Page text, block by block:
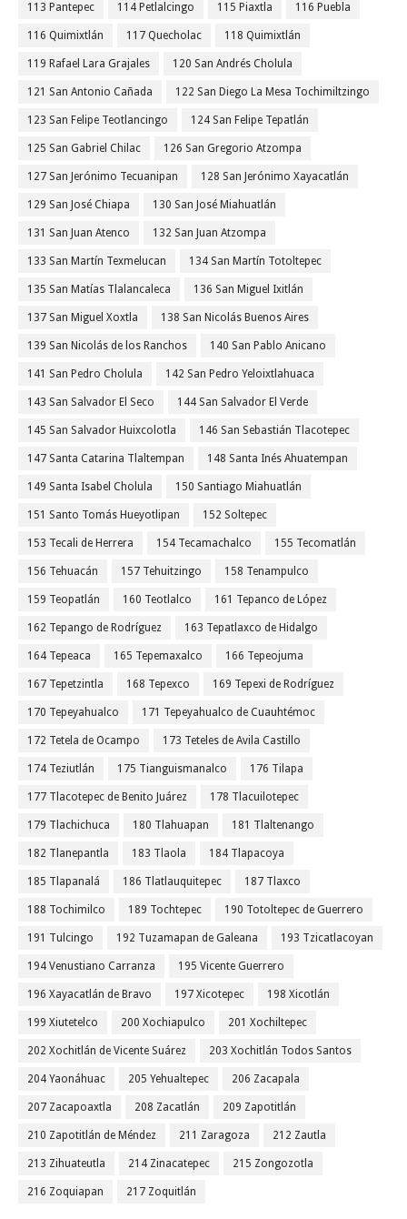
113 Pantepec 114 Petlalcingo 115 Piaxtla 116 Puebla
116 Quimixtlán 117 Quecholac 118 Quimixtlán
119 Rafael Lara Grajales 120 San Andrés Cholula
121 San Antonio Cañada 122 San Diego La Mesa Tochimiltzingo
123 San Felipe Teotlancingo 124 San Felipe Tepatlán
125 San Gabriel Chilac 126 San Gregorio Atzompa
127 San Jerónimo Tecuanipan 128 San Jerónimo Xayacatlán
129 San José Chiapa 130 San José Miahuatlán
131 San Juan Atenco 132 San Juan Atzompa
133 San Martín Texmelucan 134 San Martín Totoltepec
135 San Matías Tlalancaleca 136 San Miguel Ixitlán
137 San Miguel Xoxtla 138 San Nicolás Buenos Aires
139 San Nicolás de los Ranchos 140 San Pablo Anicano
141 San Pedro Cholula 142 San Pedro Yeloixtlahuaca
143 San Salvador El Seco 144 San Salvador El Verde
145 San Salvador Huixcolotla 146 San Sebastián Tlacotepec
147 Santa Catarina Tlaltempan 148 Santa Inés Ahuatempan
149 Santa Isabel Cholula 150 Santiago Miahuatlán
151 Santo Tomás Hueyotlipan 152 Soltepec
153 Tecali de Herrera 154 Tecamachalco 155 Tecomatlán
156 Tehuacán 157 Tehuitzingo 158 Tenampulco
159 Teopatlán 160 Teotlalco 161 Tepanco de López
162 Tepango de Rodríguez 163 Tepatlaxco de Hidalgo
164 Tepeaca 165 Tepemaxalco 166 Tepeojuma
167 Tepetzintla 168 Tepexco 169 Tepexi de Rodríguez
170 Tepeyahualco 171 Tepeyahualco de Cuauhtémoc
172 Tetela de Ocampo 173 Teteles de Avila Castillo
174 Teziutlán 175 Tianguismanalco 176 Tilapa
177 Tlacotepec de Benito Juárez 178 Tlacuilotepec
179 Tlachichuca 180 Tlahuapan 181 Tlaltenango
182 Tlanepantla 183 Tlaola 184 Tlapacoya
185 Tlapanalá 186 Tlatlauquitepec 187 Tlaxco
188 Tochimilco 189 Tochtepec 190 Totoltepec de Guerrero
191 Tulcingo 192 Tuzamapan de Galeana 193 Tzicatlacoyan
194 Venustiano Carranza 195 Vicente Guerrero
196 Xayacatlán de Bravo 197 Xicotepec 198 Xicotlán
199 Xiutetelco 200 Xochiapulco 201 Xochiltepec
202 Xochitlán de Vicente Suárez 203 Xochitlán Todos Santos
204 Yaonáhuac 205 Yehualtepec 206 Zacapala
207 Zacapoaxtla 208 Zacatlán 209 Zapotitlán
210 Zapotitlán de Méndez 211 Zaragoza 212 Zautla
213 Zihuateutla 214 Zinacatepec 215 Zongozotla
216 Zoquiapan 217 Zoquitlán